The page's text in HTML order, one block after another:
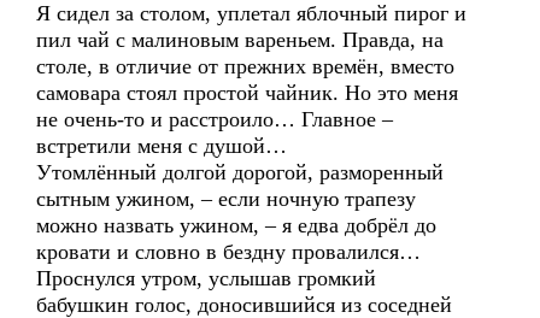
Я сидел за столом, уплетал яблочный пирог и
пил чай с малиновым вареньем. Правда, на
столе, в отличие от прежних времён, вместо
самовара стоял простой чайник. Но это меня
не очень-то и расстроило… Главное –
встретили меня с душой…
Утомлённый долгой дорогой, разморенный
сытным ужином, – если ночную трапезу
можно назвать ужином, – я едва добрёл до
кровати и словно в бездну провалился…
Проснулся утром, услышав громкий
бабушкин голос, доносившийся из соседней